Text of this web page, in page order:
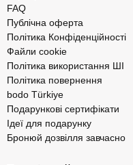
FAQ
Публічна оферта
Політика Конфіденційності
Файли cookie
Політика використання ШІ
Політика повернення
bodo Türkiye
Подарункові сертифікати
Ідеї для подарунку
Бронюй дозвілля завчасно